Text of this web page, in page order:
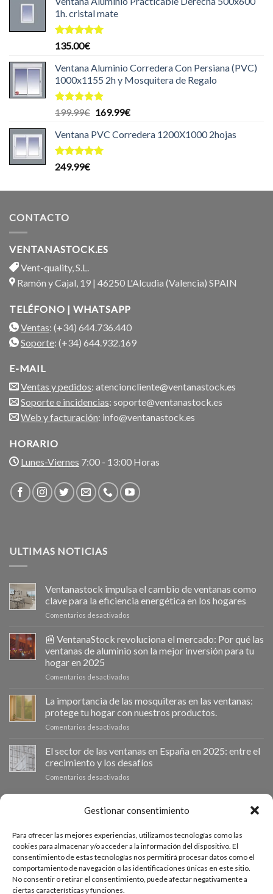
Gestionar consentimiento
Para ofrecer las mejores experiencias, utilizamos tecnologías como las
cookies para almacenar y/o acceder a la información del dispositivo. El
consentimiento de estas tecnologías nos permitirá procesar datos como el
comportamiento de navegación o las identificaciones únicas en este sitio.
No consentir o retirar el consentimiento, puede afectar negativamente a
ciertas características y funciones.
1h. cristal mate
Valorado
de 5
135.00€
Ventana Aluminio Corredera Con Persiana (PVC)
1000x1155 2h y Mosquitera de Regalo
Valorado
de 5
199.99€ El
original
era:
169.99€El
actual
Ventana PVC Corredera 1200X1000 2hojas
Valorado
249.99€
CONTACTO
VENTANASTOCK.ES
Vent-quality, S.L.
Ramón y Cajal, 19 | 46250 L'Alcudia (Valencia) SPAIN
TELÉFONO | WHATSAPP
Ventas: (+34) 644.736.440
Soporte: (+34) 644.932.169
E-MAIL
Ventas y pedidos: atencioncliente@ventanastock.es
Soporte e incidencias: soporte@ventanastock.es
Web y facturación: info@ventanastock.es
HORARIO
Lunes-Viernes 7:00 - 13:00 Horas
ULTIMAS NOTICIAS
Ventanastock impulsa el cambio de ventanas como
clave para la eficiencia energética en los hogares
Comentarios desactivados
impulsa
el
cambio
la
en
los
📰 VentanaStock revoluciona el mercado: Por qué las
ventanas de aluminio son la mejor inversión para tu
hogar en 2025
Comentarios desactivados
VentanaStock
revoluciona
el
qué
las
la
inversión
para
hogar
en
2025
La importancia de las mosquiteras en las ventanas:
protege tu hogar con nuestros productos.
Comentarios desactivados
importancia
de
las
ventanas:
hogar
con
nuestros
productos.
El sector de las ventanas en España en 2025: entre el
crecimiento y los desafíos
Comentarios desactivados
de
en
España
en
2025:
entre
PRESUPUESTO A MEDIDA
Si necesitas ventanas de otras medidas puedes solicitar un
presupuesto a medida desde nuestro formulario de solicitud
de presupuesto.